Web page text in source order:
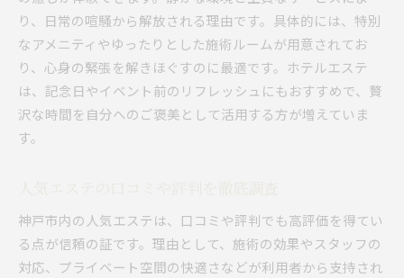
り、日常の喧騒から解放される理由です。具体的には、特別
なアメニティやゆったりとした施術ルームが用意されてお
り、心身の緊張を解きほぐすのに最適です。ホテルエステ
は、記念日やイベント前のリフレッシュにもおすすめで、贅
沢な時間を自分へのご褒美として活用する方が増えていま
す。
神戸市内の人気エステは、口コミや評判でも高評価を得てい
る点が信頼の証です。理由として、施術の効果やスタッフの
対応、プライベート空間の快適さなどが利用者から支持され